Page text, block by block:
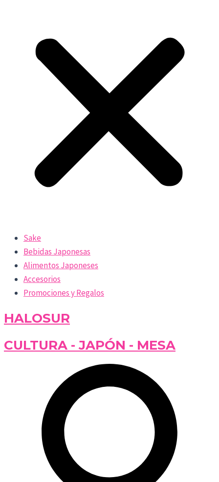
Sake
Bebidas Japonesas
Alimentos Japoneses
Accesorios
Promociones y Regalos
HALOSUR
CULTURA - JAPÓN - MESA